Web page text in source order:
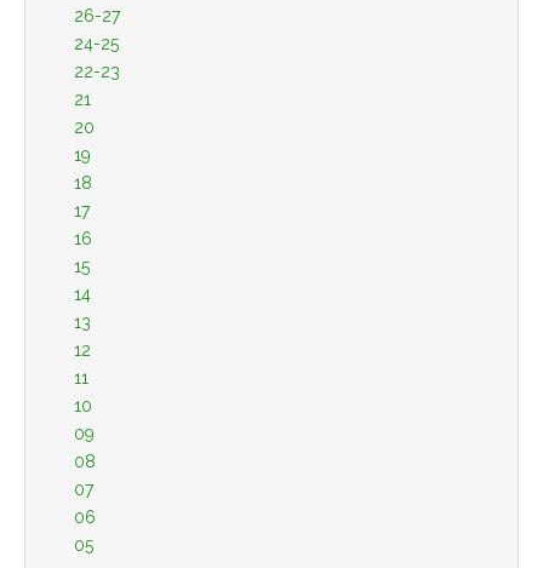
26-27
24-25
22-23
21
20
19
18
17
16
15
14
13
12
11
10
09
08
07
06
05